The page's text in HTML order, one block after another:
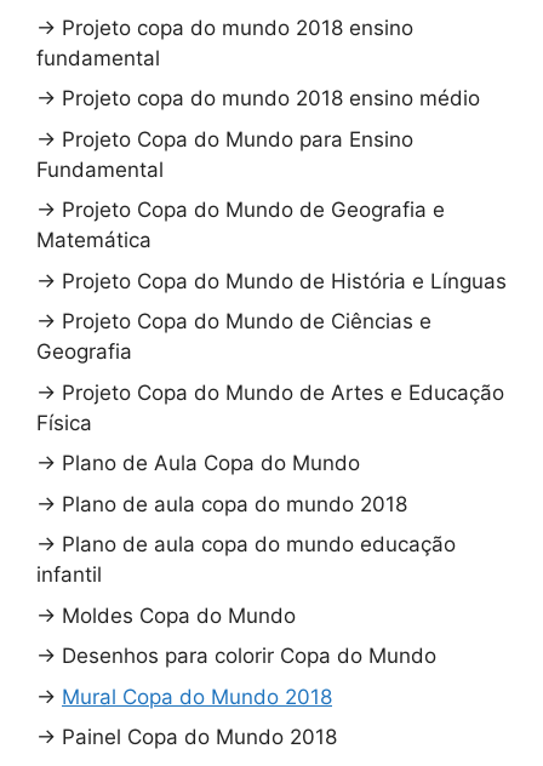
→ Projeto copa do mundo 2018 ensino
fundamental
→ Projeto copa do mundo 2018 ensino médio
→ Projeto Copa do Mundo para Ensino
Fundamental
→ Projeto Copa do Mundo de Geografia e
Matemática
→ Projeto Copa do Mundo de História e Línguas
→ Projeto Copa do Mundo de Ciências e
Geografia
→ Projeto Copa do Mundo de Artes e Educação
Física
→ Plano de Aula Copa do Mundo
→ Plano de aula copa do mundo 2018
→ Plano de aula copa do mundo educação
infantil
→ Moldes Copa do Mundo
→ Desenhos para colorir Copa do Mundo
→ Mural Copa do Mundo 2018
→ Painel Copa do Mundo 2018